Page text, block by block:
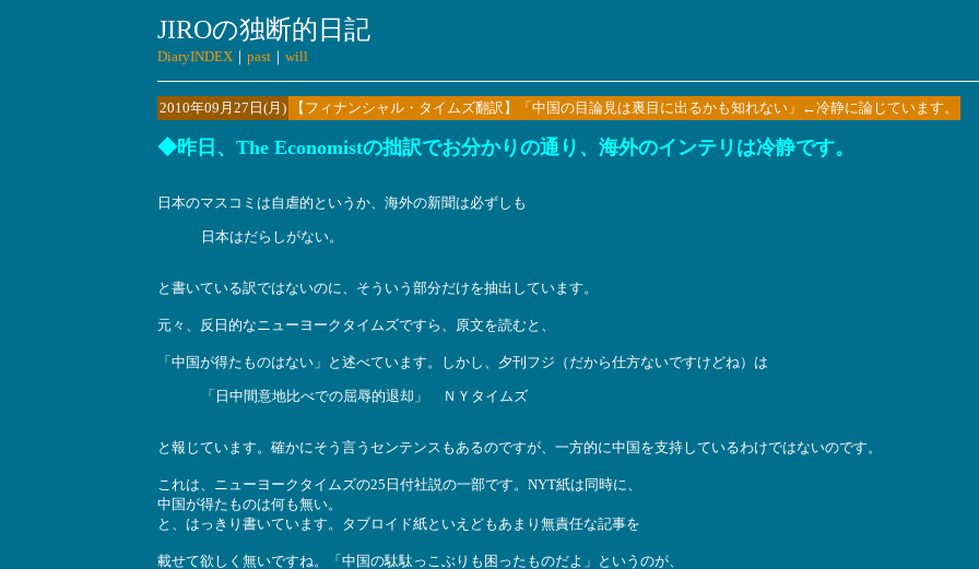
JIROの独断的日記
DiaryINDEX ｜ past ｜ will
2010年09月27日(月) 【フィナンシャル・タイムズ翻訳】「中国の目論見は裏目に出るかも知れない」←冷静に論じています。
◆昨日、The Economistの拙訳でお分かりの通り、海外のインテリは冷静です。
日本のマスコミは自虐的というか、海外の新聞は必ずしも
日本はだらしがない。
と書いている訳ではないのに、そういう部分だけを抽出しています。
元々、反日的なニューヨークタイムズですら、原文を読むと、
「中国が得たものはない」と述べています。しかし、夕刊フジ（だから仕方ないですけどね）は
「日中間意地比べでの屈辱的退却」 ＮＹタイムズ
と報じています。確かにそう言うセンテンスもあるのですが、一方的に中国を支持しているわけではないのです。
これは、ニューヨークタイムズの25日付社説の一部です。NYT紙は同時に、
中国が得たものは何も無い。
と、はっきり書いています。タブロイド紙といえどもあまり無責任な記事を
載せて欲しく無いですね。「中国の駄駄っこぶりも困ったものだよ」というのが、